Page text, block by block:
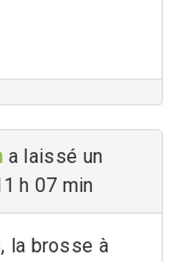
a laissé un
h 07 min
la brosse à